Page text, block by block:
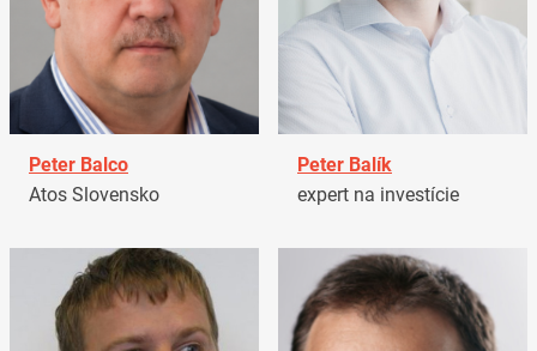
Peter Balco
Atos Slovensko
Peter Balík
expert na investície